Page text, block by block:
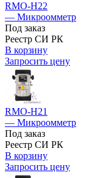
RMO-H22
— Микроомметр
Под заказ
Реестр СИ РК
В корзину
Запросить цену
RMO-H21
— Микроомметр
Под заказ
Реестр СИ РК
В корзину
Запросить цену